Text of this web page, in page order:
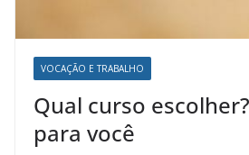
VOCAÇÃO E TRABALHO
Qual curso
para você